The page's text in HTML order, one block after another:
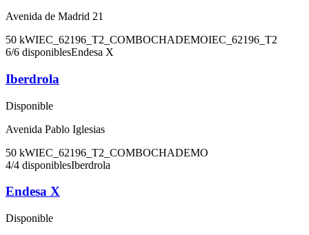
Avenida de Madrid 21
50 kWIEC_62196_T2_COMBOCHADEMOIEC_62196_T2
6/6 disponiblesEndesa X
Iberdrola
Disponible
Avenida Pablo Iglesias
50 kWIEC_62196_T2_COMBOCHADEMO
4/4 disponiblesIberdrola
Endesa X
Disponible